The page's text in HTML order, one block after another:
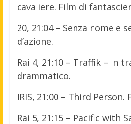
cavaliere. Film di
20, 21:04 – Senza nome e
d’azione.
Rai 4, 21:10 – Traffik – In
drammatico.
IRIS, 21:00 – Third
Rai 5, 21:15 – Pacific with